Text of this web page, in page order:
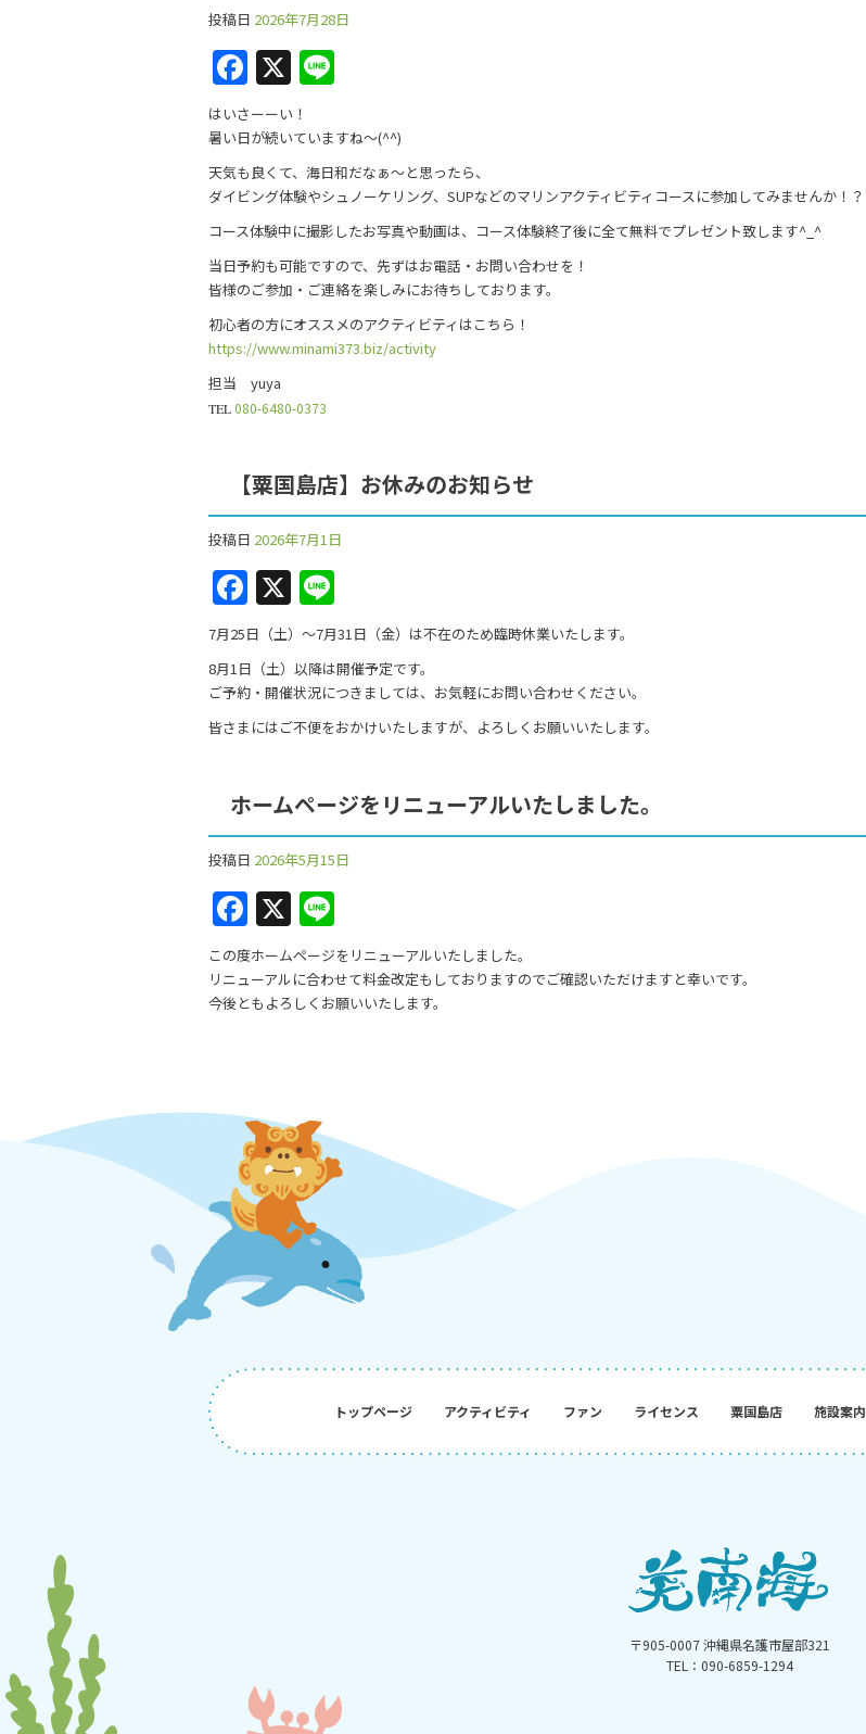
投稿日 2026年7月28日
F
a
c
e
b
o
o
k
X
e
はいさーーい！
暑い日が続いていますね〜(^^)
天気も良くて、海日和だなぁ〜と思ったら、
ダイビング体験やシュノーケリング、SUPなどのマリンアクティビティコースに参加してみませんか！？
コース体験中に撮影したお写真や動画は、コース体験終了後に全て無料でプレゼント致します^_^
当日予約も可能ですので、先ずはお電話・お問い合わせを！
皆様のご参加・ご連絡を楽しみにお待ちしております。
初心者の方にオススメのアクティビティはこちら！
https://www.minami373.biz/activity
担当 yuya
TEL080-6480-0373
【粟国島店】お休みのお知らせ
投稿日 2026年7月1日
F
a
c
e
b
o
k
X
n
e
7月25日（土）〜7月31日（金）は不在のため臨時休業いたします。
8月1日（土）以降は開催予定です。
ご予約・開催状況につきましては、お気軽にお問い合わせください。
皆さまにはご不便をおかけいたしますが、よろしくお願いいたします。
ホームページをリニューアルいたしました。
投稿日 2026年5月15日
F
a
c
e
o
k
X
n
e
この度ホームページをリニューアルいたしました。
リニューアルに合わせて料金改定もしておりますのでご確認いただけますと幸いです。
今後ともよろしくお願いいたします。
トップページ アクティビティ ファン ライセンス 粟国島店 施設案内
〒905-0007 沖縄県名護市屋部321
TEL：090-6859-1294